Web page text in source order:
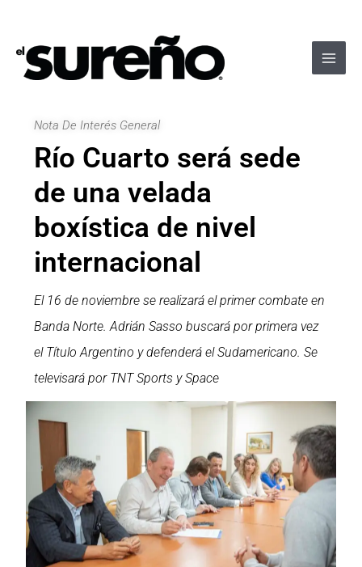
contenido
Nota De Interés General
Río Cuarto será sede
de una velada
boxística de nivel
internacional
El 16 de noviembre se realizará el primer combate en
Banda Norte. Adrián Sasso buscará por primera vez
el Título Argentino y defenderá el Sudamericano. Se
televisará por TNT Sports y Space
entradas